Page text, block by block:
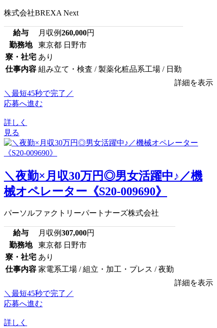
株式会社BREXA Next
給与 月収例260,000円
勤務地
東京都 日野市
寮・社宅 あり
仕事内容 組み立て・検査 / 製薬化粧品系工場 / 日勤
詳細を表示
＼最短45秒で完了／
応募へ進む
詳しく
見る
＼夜勤×月収30万円◎男女活躍中♪／機
械オペレーター《S20-009690》
パーソルファクトリーパートナーズ株式会社
給与 月収例307,000円
勤務地
東京都 日野市
寮・社宅 あり
仕事内容 家電系工場 / 組立・加工・プレス / 夜勤
詳細を表示
＼最短45秒で完了／
応募へ進む
詳しく